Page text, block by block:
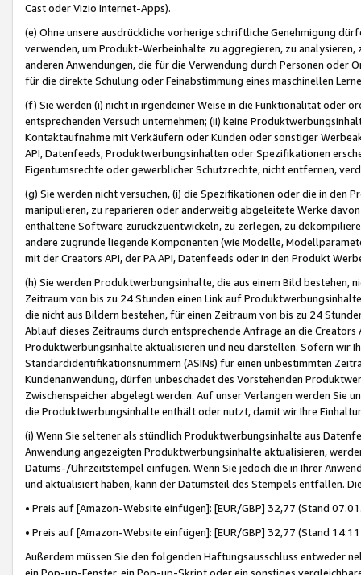
Cast oder Vizio Internet-Apps).
(e) Ohne unsere ausdrückliche vorherige schriftliche Genehmigung
verwenden, um Produkt-Werbeinhalte zu aggregieren, zu
anderen Anwendungen, die für die Verwendung durch Personen
für die direkte Schulung oder Feinabstimmung eines maschinellen
(f) Sie werden (i) nicht in irgendeiner Weise in die Funktionalität oder
entsprechenden Versuch unternehmen; (ii) keine
Kontaktaufnahme mit Verkäufern oder Kunden oder sonstiger
API, Datenfeeds, Produktwerbungsinhalten oder Spezifikationen
Eigentumsrechte oder gewerblicher Schutzrechte, nicht entfernen,
(g) Sie werden nicht versuchen, (i) die Spezifikationen oder die in
manipulieren, zu reparieren oder anderweitig abgeleitete Werke
enthaltene Software zurückzuentwickeln, zu zerlegen, zu
andere zugrunde liegende Komponenten (wie Modelle,
mit der Creators API, der PA API, Datenfeeds oder in den Produkt
(h) Sie werden Produktwerbungsinhalte, die aus einem Bild bestehen,
Zeitraum von bis zu 24 Stunden einen Link auf
die nicht aus Bildern bestehen, für einen Zeitraum von bis zu 24
Ablauf dieses Zeitraums durch entsprechende Anfrage an die
Produktwerbungsinhalte aktualisieren und neu darstellen. Sofern wir
Standardidentifikationsnummern (ASINs) für einen unbestimmten
Kundenanwendung, dürfen unbeschadet des Vorstehenden
Zwischenspeicher abgelegt werden. Auf unser Verlangen werden Sie
die Produktwerbungsinhalte enthält oder nutzt, damit wir Ihre
(i) Wenn Sie seltener als stündlich Produktwerbungsinhalte aus
Anwendung angezeigten Produktwerbungsinhalte aktualisieren,
Datums-/Uhrzeitstempel einfügen. Wenn Sie jedoch die in Ihrer
und aktualisiert haben, kann der Datumsteil des Stempels entfallen.
• Preis auf [Amazon-Website einfügen]: [EUR/GBP] 32,77 (Stand
• Preis auf [Amazon-Website einfügen]: [EUR/GBP] 32,77 (Stand
Außerdem müssen Sie den folgenden Haftungsausschluss entweder
ein Pop-up-Fenster, ein Pop-up-Skript oder ein sonstiges